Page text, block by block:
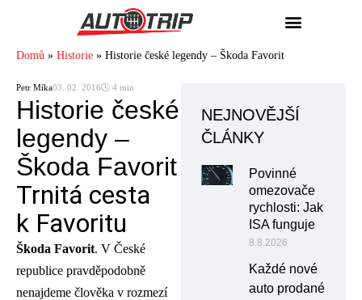
Domů » Historie » Historie české legendy – Škoda Favorit
Petr Míka03. 02. 2016🕓 4 min
Historie české
legendy –
Škoda Favorit
Trnitá cesta
k Favoritu
Škoda Favorit. V České
republice pravděpodobně
nenajdeme člověka v rozmezí
NEJNOVĚJŠÍ
ČLÁNKY
Povinné
omezovače
rychlosti: Jak
ISA funguje
8.8.2026
Každé nové
auto prodané